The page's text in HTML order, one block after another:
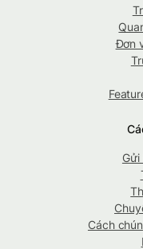
Đơn
Gửi
Cách